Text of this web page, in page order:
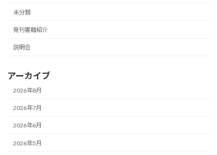
未分類
発刊書籍紹介
説明会
アーカイブ
2026年8月
2026年7月
2026年6月
2026年5月